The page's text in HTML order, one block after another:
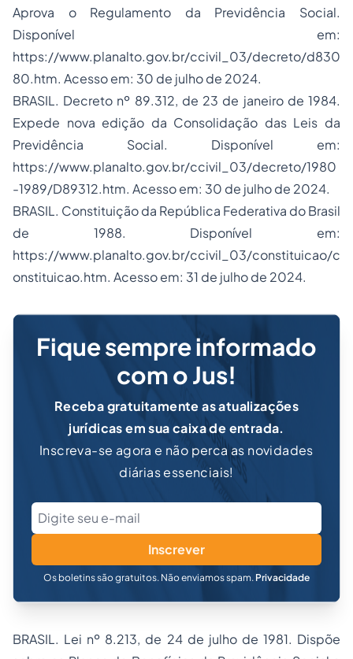
Aprova o Regulamento da Previdência Social.
Disponível em:
https://www.planalto.gov.br/ccivil_03/decreto/d830
80.htm. Acesso em: 30 de julho de 2024.
BRASIL. Decreto nº 89.312, de 23 de janeiro de 1984.
Expede nova edição da Consolidação das Leis da
Previdência Social. Disponível em:
https://www.planalto.gov.br/ccivil_03/decreto/1980
-1989/D89312.htm. Acesso em: 30 de julho de 2024.
BRASIL. Constituição da República Federativa do Brasil
de 1988. Disponível em:
https://www.planalto.gov.br/ccivil_03/constituicao/c
onstituicao.htm. Acesso em: 31 de julho de 2024.
Fique sempre informado
com o Jus!
Receba gratuitamente as atualizações
jurídicas em sua caixa de entrada.
Inscreva-se agora e não perca as novidades
diárias essenciais!
Inscrever
Os boletins são gratuitos. Não enviamos spam. Privacidade
BRASIL. Lei nº 8.213, de 24 de julho de 1981. Dispõe